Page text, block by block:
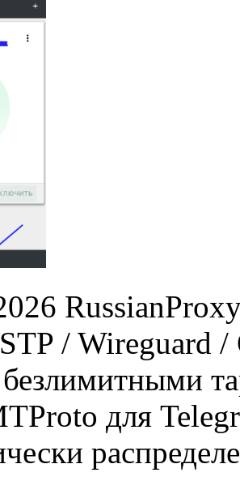
/ Wireguard
безлимитными
для